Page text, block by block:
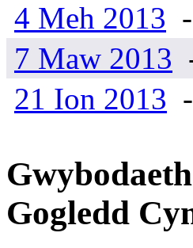
4 Meh 2013
7 Maw 2013
21 Ion 2013
Gogledd